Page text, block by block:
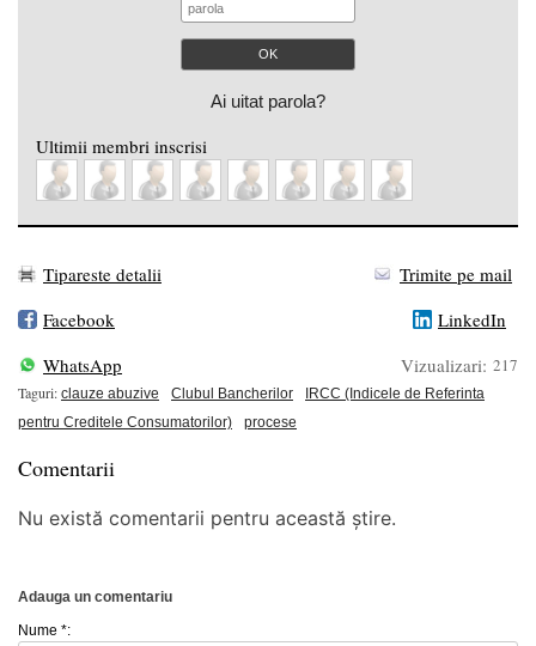
Ai uitat parola?
Ultimii membri inscrisi
Tipareste detalii
Trimite pe mail
Facebook
LinkedIn
WhatsApp
Vizualizari: 217
Taguri: clauze abuzive Clubul Bancherilor
IRCC (Indicele de Referinta
pentru Creditele Consumatorilor)
procese
Comentarii
Nu există comentarii pentru această știre.
Adauga un comentariu
Nume *: